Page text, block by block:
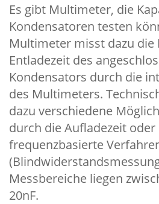
Es gibt Multimeter, die
Kondensatoren testen
Multimeter misst dazu die
Entladezeit des
Kondensators durch die
des Multimeters.
dazu verschiedene
durch die Aufladezeit oder
frequenzbasierte
Messbereiche liegen
20nF.